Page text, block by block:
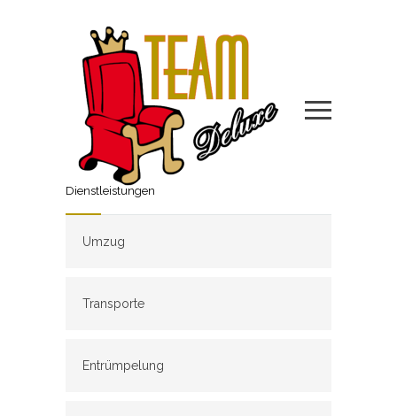
Dienstleistungen
Umzug
Transporte
Entrümpelung